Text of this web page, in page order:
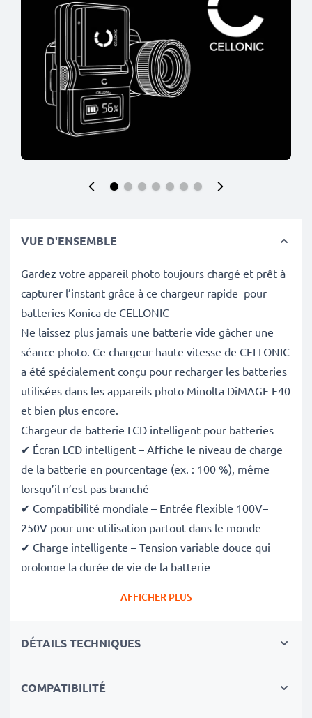
VUE D'ENSEMBLE
Gardez votre appareil photo toujours chargé et prêt à
capturer l’instant grâce à ce chargeur rapide pour
batteries Konica de CELLONIC
Ne laissez plus jamais une batterie vide gâcher une
séance photo. Ce chargeur haute vitesse de CELLONIC
a été spécialement conçu pour recharger les batteries
utilisées dans les appareils photo Minolta DiMAGE E40
et bien plus encore.
Chargeur de batterie LCD intelligent pour batteries
✔ Écran LCD intelligent – Affiche le niveau de charge
de la batterie en pourcentage (ex. : 100 %), même
lorsqu’il n’est pas branché
✔ Compatibilité mondiale – Entrée flexible 100V–
250V pour une utilisation partout dans le monde
✔ Charge intelligente – Tension variable douce qui
prolonge la durée de vie de la batterie
Compact et prêt pour le voyage
votre sac photo
AFFICHER PLUS
DÉTAILS TECHNIQUES
COMPATIBILITÉ